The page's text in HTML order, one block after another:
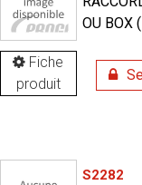
Fiche
produit
OU BOX
S2282